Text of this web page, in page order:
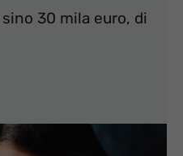
30 mila euro, di